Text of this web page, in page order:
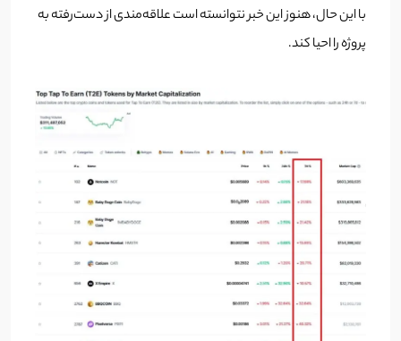
با این حال، هنوز این خبر نتوانسته است علاقه‌مندی از دست‌رفته به
پروژه را احیا کند.